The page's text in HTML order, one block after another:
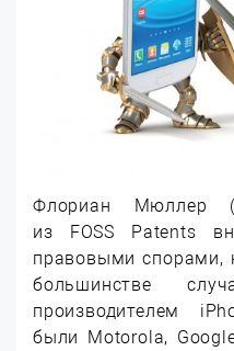
Флориан Мюллер
из FOSS Patents
правовыми спорами,
большинстве
производителем
были Motorola,